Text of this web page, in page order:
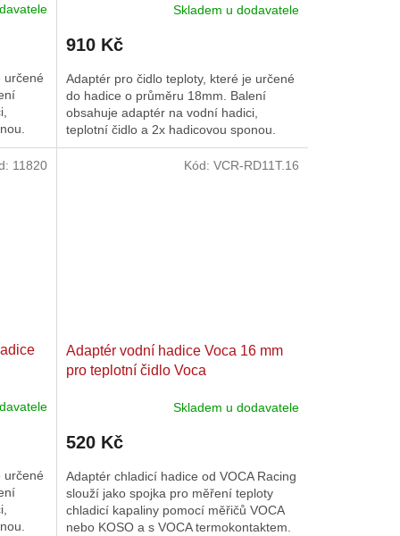
určené
Skladem u dodavatele
910 Kč
Adaptér pro čidlo teploty, které je určené
do hadice o průměru 18mm. Balení
obsahuje adaptér na vodní hadici,
teplotní čidlo a 2x hadicovou sponou.
určené
11820
Adaptér vodní hadice Voca 16 mm
pro teplotní čidlo Voca
Skladem u dodavatele
520 Kč
Adaptér chladicí hadice od VOCA Racing
slouží jako spojka pro měření teploty
chladicí kapaliny pomocí měřičů VOCA
nebo KOSO a s VOCA termokontaktem.
Kód: VCR-RD11T.16